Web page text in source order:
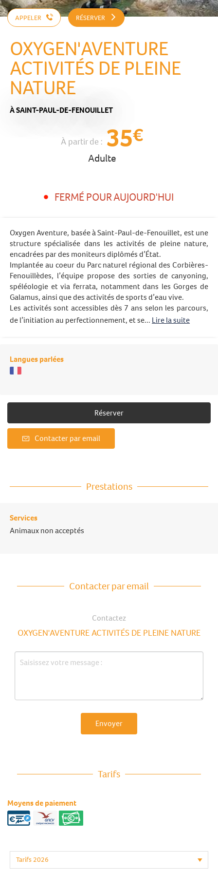
APPELER RÉSERVER
OXYGEN'AVENTURE
ACTIVITÉS DE PLEINE
NATURE
À SAINT-PAUL-DE-FENOUILLET
À partir de : 35€
Adulte
FERMÉ POUR AUJOURD'HUI
Oxygen Aventure, basée à Saint-Paul-de-Fenouillet, est une
structure spécialisée dans les activités de pleine nature,
encadrées par des moniteurs diplômés d’État.
Implantée au coeur du Parc naturel régional des Corbières-
Fenouillèdes, l’équipe propose des sorties de canyoning,
spéléologie et via ferrata, notamment dans les Gorges de
Galamus, ainsi que des activités de sports d’eau vive.
Les activités sont accessibles dès 7 ans selon les parcours,
de l’initiation au perfectionnement, et se... Lire la suite
Langues parlées
Réserver
Contacter par email
Prestations
Services
Animaux non acceptés
Contacter par email
Contactez
OXYGEN'AVENTURE ACTIVITÉS DE PLEINE NATURE
Envoyer
Tarifs
Moyens de paiement